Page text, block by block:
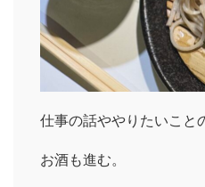
仕事の話ややりたいこと
お酒も進む。